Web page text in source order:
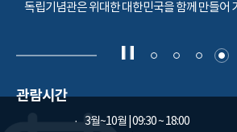
독립기념관은 위대한 대한민국을 함께 만들어
관람시간
3월~10월 | 09:30 ~ 18:00